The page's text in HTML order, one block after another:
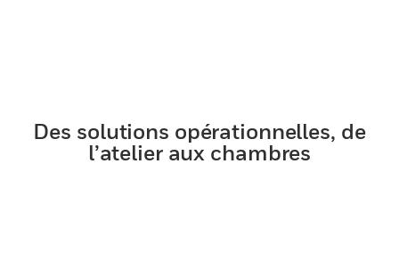
Des solutions opérationnelles, de
l’atelier aux chambres